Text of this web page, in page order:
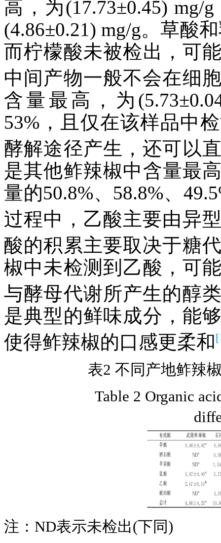
高，为(17.73±0.45)
(4.86±0.21) mg/g。草酸
而柠檬酸未被检出，可
中间产物一般不会在细
含量最高，为
53%，且仅在该样品中
酵解途径产生，还可以
是其他鲊辣椒中含量最
量的50.8%、58.8%、
过程中，乙酸主要由异
酸的积累主要取决于糖
椒中未检测到乙酸，可
与酵母代谢所产生的醇
是典型的鲜味成分，能
使得鲊辣椒的口感更柔和
表2 不同产地鲊辣
Table 2 Organic
注：ND表示未检出(下同)